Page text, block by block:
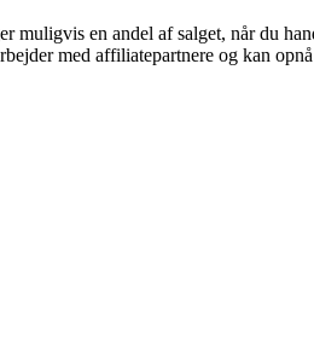
muligvis en andel af salget, når du
med affiliatepartnere og kan